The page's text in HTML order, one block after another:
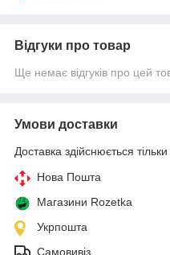
Відгуки про товар
Ще немає відгуків про цей
Умови доставки
Доставка здійснюється
Нова Пошта
Магазини Rozetka
Укрпошта
Самовивіз